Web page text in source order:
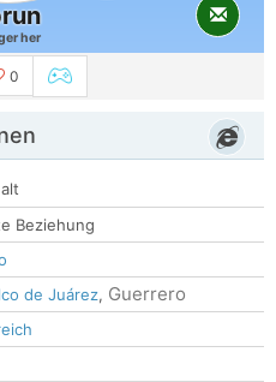
her
0
Beziehung
de Juárez, Guerrero